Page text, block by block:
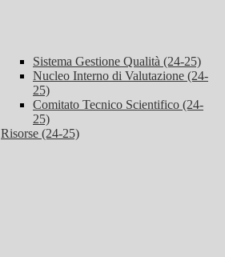
Sistema Gestione Qualità (24-25)
Nucleo Interno di Valutazione (24-
25)
Comitato Tecnico Scientifico (24-
25)
Risorse (24-25)